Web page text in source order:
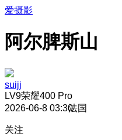
爱摄影
阿尔脾斯山
suijj
LV9荣耀400 Pro
2026-06-8 03:30法国
关注